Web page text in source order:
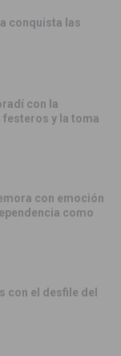
conquista las
con la
y la toma
con emoción
como
con el desfile del